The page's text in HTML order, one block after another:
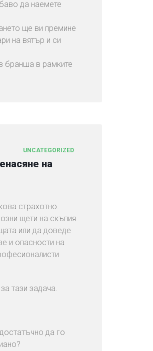
да наемете
ще ви премине
на вятър и си
бранша в рамките
UNCATEGORIZED
на
страхотно.
щети на скъпия
или да доведе
и опасности на
тази задача.
да го